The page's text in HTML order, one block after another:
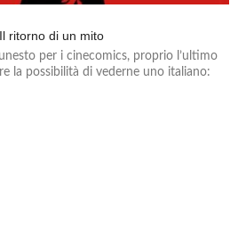
ritorno di un mito
per i cinecomics, proprio l’ultimo
la possibilità di vederne uno italiano: